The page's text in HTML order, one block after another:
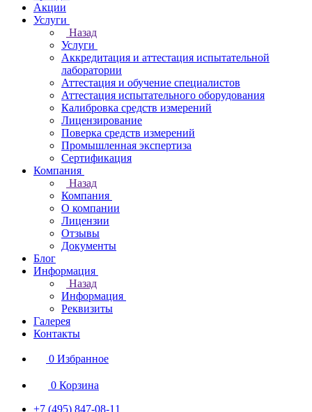
Акции
Услуги
Назад
Услуги
Аккредитация и аттестация испытательной
лаборатории
Аттестация и обучение специалистов
Аттестация испытательного оборудования
Калибровка средств измерений
Лицензирование
Поверка средств измерений
Промышленная экспертиза
Сертификация
Компания
Назад
Компания
О компании
Лицензии
Отзывы
Документы
Блог
Информация
Назад
Информация
Реквизиты
Галерея
Контакты
0 Избранное
0 Корзина
+7 (495) 847-08-11